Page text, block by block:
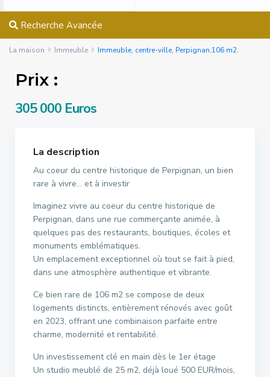
Recherche Avancée
La maison Immeuble Immeuble, centre-ville, Perpignan,106 m2.
Prix :
305 000 Euros
La description
Au coeur du centre historique de Perpignan, un bien
rare à vivre… et à investir
Imaginez vivre au coeur du centre historique de
Perpignan, dans une rue commerçante animée, à
quelques pas des restaurants, boutiques, écoles et
monuments emblématiques.
Un emplacement exceptionnel où tout se fait à pied,
dans une atmosphère authentique et vibrante.
Ce bien rare de 106 m2 se compose de deux
logements distincts, entièrement rénovés avec goût
en 2023, offrant une combinaison parfaite entre
charme, modernité et rentabilité.
Un investissement clé en main dès le 1er étage
Un studio meublé de 25 m2, déjà loué 500 EUR/mois,